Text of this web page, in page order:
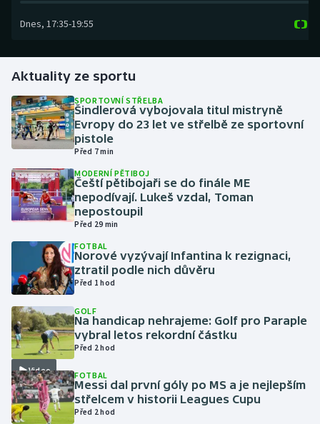
Golf
Gymnastika
Házená
Jezdectví
Judo
Krasobruslení
Lezení
Lyže a snowboard
Moderní pětiboj
Motorsport
Olympijské hry
Dnes, 17:35-19:55
Aktuality ze sportu
SPORTOVNÍ STŘELBA
Šindlerová vybojovala titul mistryně
Evropy do 23 let ve střelbě ze sportovní
pistole
Před 7 min
MODERNÍ PĚTIBOJ
Čeští pětibojaři se do finále ME
nepodívají. Lukeš vzdal, Toman
nepostoupil
Před 29 min
FOTBAL
Norové vyzývají Infantina k rezignaci,
ztratil podle nich důvěru
Před 1 hod
Video
GOLF
Na handicap nehrajeme: Golf pro Paraple
vybral letos rekordní částku
Před 2 hod
FOTBAL
Messi dal první góly po MS a je nejlepším
střelcem v historii Leagues Cupu
Před 2 hod